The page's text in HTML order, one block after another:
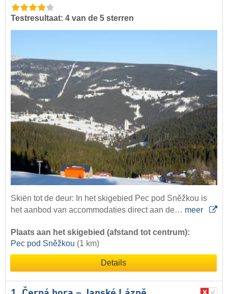
Testresultaat: 4 van de 5 sterren
Skiën tot de deur: In het skigebied Pec pod Sněžkou is
het aanbod van accommodaties direct aan de… meer
Plaats aan het skigebied (afstand tot centrum):
Pec pod Sněžkou (1 km)
Details